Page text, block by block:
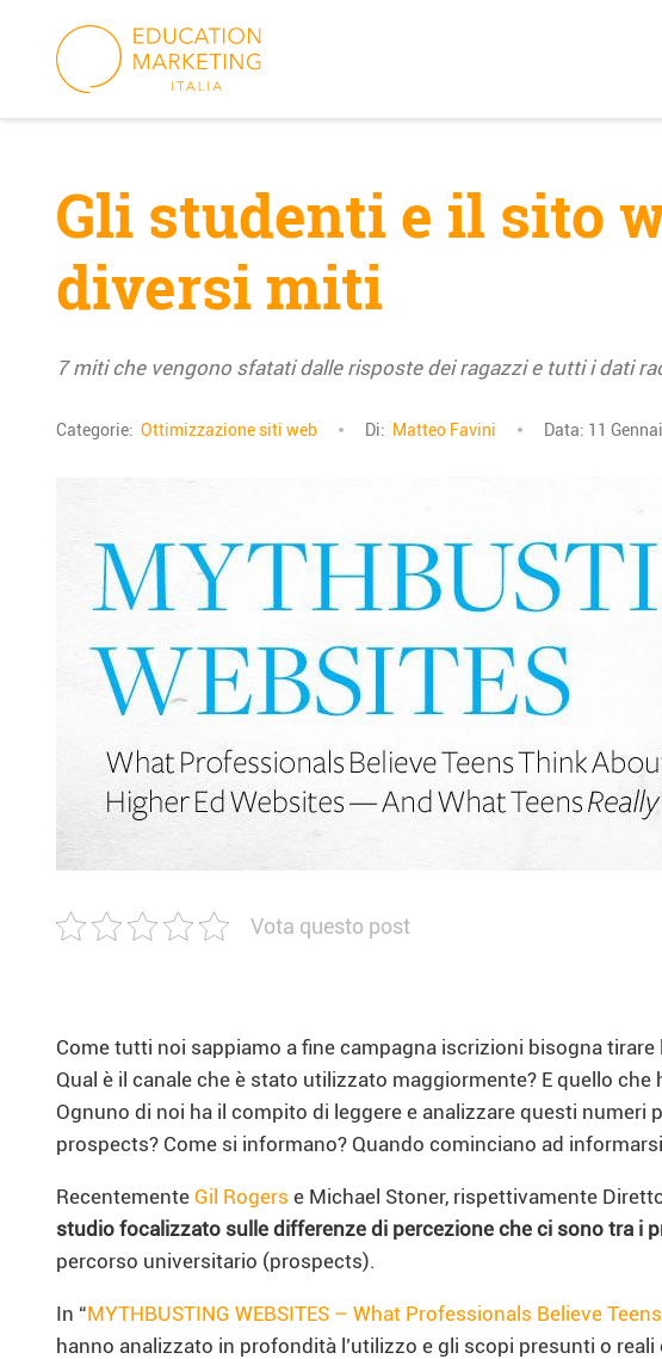
content
Gli studenti e il sito
diversi miti
7 miti che vengono sfatati dalle risposte dei ragazzi e tutti i dati
Categorie: Ottimizzazione siti web Di: Matteo Favini Data: 11
Vota questo post
Come tutti noi sappiamo a fine campagna iscrizioni bisogna
Qual è il canale che è stato utilizzato maggiormente? E quello che
Ognuno di noi ha il compito di leggere e analizzare questi
prospects? Come si informano? Quando cominciano ad
Recentemente Gil Rogers e Michael Stoner, rispettivamente
studio focalizzato sulle differenze di percezione che ci sono tra i
percorso universitario (prospects).
In “MYTHBUSTING WEBSITES – What Professionals Believe
hanno analizzato in profondità l’utilizzo e gli scopi presunti o